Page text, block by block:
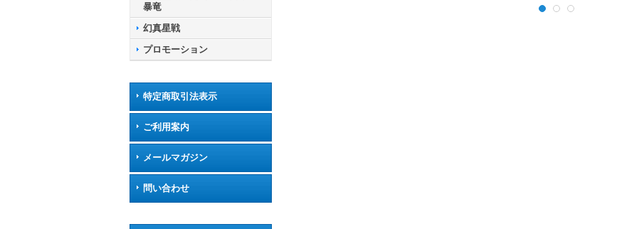
暴竜
幻真星戦
プロモーション
特定商取引法表示
ご利用案内
メールマガジン
問い合わせ